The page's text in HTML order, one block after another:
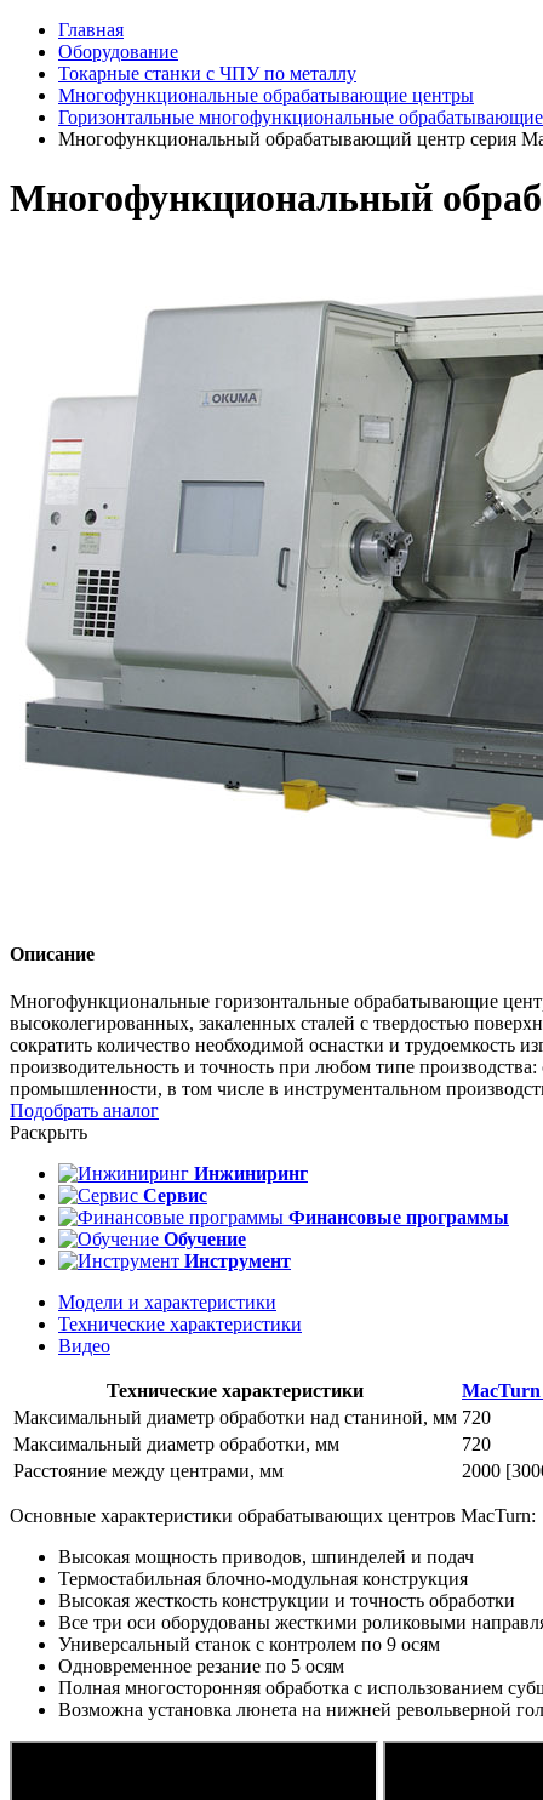
Главная
Оборудование
Токарные станки с ЧПУ по металлу
Многофункциональные обрабатывающие центры
Горизонтальные многофункциональные
Многофункциональный обрабатывающий центр серия
Многофункциональный
Описание
Многофункциональные горизонтальные обрабатывающие
высоколегированных, закаленных сталей с твердостью
сократить количество необходимой оснастки и
производительность и точность при любом типе
промышленности, в том числе в инструментальном
Подобрать аналог
Раскрыть
Инжиниринг
Сервис
Финансовые программы
Обучение
Инструмент
Модели и характеристики
Технические характеристики
Видео
Технические характеристики
MacTurn
Максимальный диаметр обработки над станиной, мм 720
Максимальный диаметр обработки, мм
720
Расстояние между центрами, мм
2000
Основные характеристики обрабатывающих центров MacTurn:
Высокая мощность приводов, шпинделей и подач
Термостабильная блочно-модульная конструкция
Высокая жесткость конструкции и точность обработки
Все три оси оборудованы жесткими роликовыми
Универсальный станок с контролем по 9 осям
Одновременное резание по 5 осям
Полная многосторонняя обработка с использованием
Возможна установка люнета на нижней револьверной